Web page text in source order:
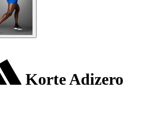
Korte Adizero